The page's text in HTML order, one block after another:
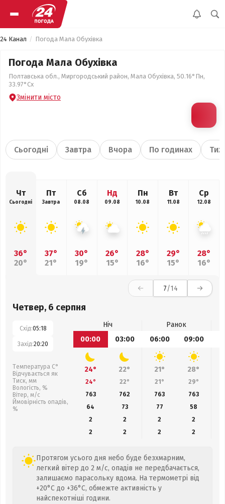
24 Канал Погода Мала Обухівка
Погода Мала Обухівка
Полтавська обл., Миргородський район, Мала Обухівка, 50.16°Пн,
33.97°Сх
Змінити місто
Сьогодні Завтра Вчора По годинах
Чт
Сьогодні
36°
20°
Пт
Завтра
37°
21°
Сб
08.08
30°
19°
Нд
09.08
26°
15°
Пн
10.08
28°
16°
Вт
11.08
29°
15°
Ср
12.08
28°
16°
7/14
Четвер, 6 серпня
Схід:05:18
Захід:20:20
Температура С°
Відчувається як
Тиск, мм
Вологість, %
Вітер, м/с
Ймовірність опадів,
%
Ніч
Ранок
00:00
03:00 06:00 09:00
24° 22° 21° 28°
24° 22° 21° 29°
763
762 763 763
64
73 77 58
2
2 2
2
2
2 2 2
Протягом усього дня небо буде безхмарним,
легкий вітер до 2 м/с, опадів не передбачається,
залишаємо парасольку вдома. На термометрі від
+20°C до +36°C, обмежте активність у
найспекотніші години.